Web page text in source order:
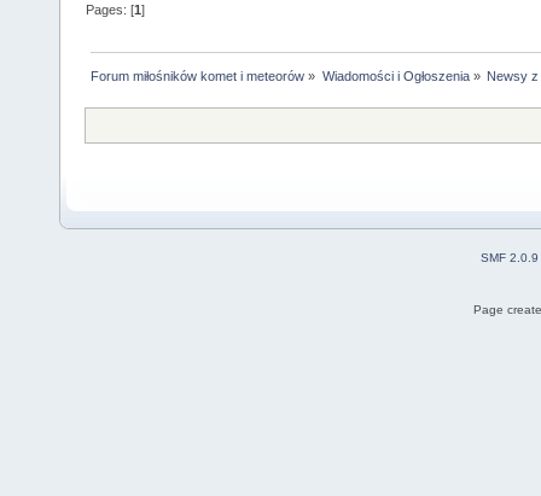
Pages: [1]
Forum miłośników komet i meteorów » Wiadomości i Ogłoszenia» Newsy z
SMF 2.0.9
Page